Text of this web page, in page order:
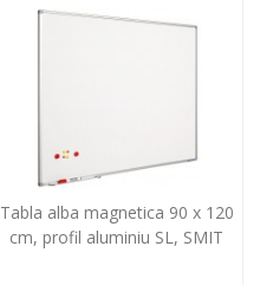
Tabla alba magnetica 90 x 120
cm, profil aluminiu SL, SMIT